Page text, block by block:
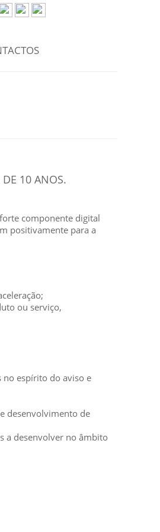
10 ANOS.
componente digital
positivamente para a
ou serviço,
no espírito do aviso e
desenvolvimento de
a desenvolver no âmbito